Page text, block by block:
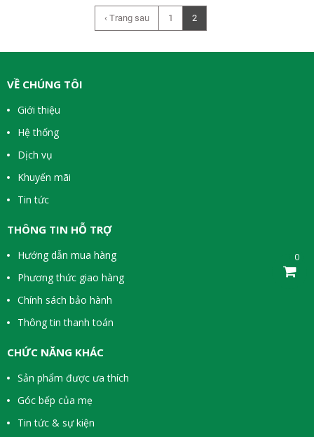
0
‹ Trang sau 1 2
VỀ CHÚNG TÔI
Giới thiệu
Hệ thống
Dịch vụ
Khuyến mãi
Tin tức
THÔNG TIN HỖ TRỢ
Hướng dẫn mua hàng
Phương thức giao hàng
Chính sách bảo hành
Thông tin thanh toán
CHỨC NĂNG KHÁC
Sản phẩm được ưa thích
Góc bếp của mẹ
Tin tức & sự kiện